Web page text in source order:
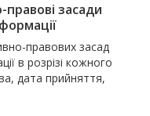
засади
правових засад
в розрізі кожного
дата прийняття,